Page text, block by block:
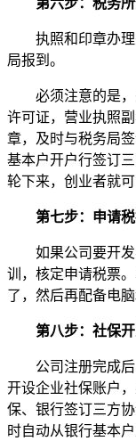
执照和印章办理
局报到。
必须注意的是，
许可证，营业执照
章，及时与税务局
基本户开户行签订
轮下来，创业者就
第七步：申请
如果公司要开发
训，核定申请税票
了，然后再配备电
第八步：社保
公司注册完成后
开设企业社保账户
保、银行签订三方
时自动从银行基本